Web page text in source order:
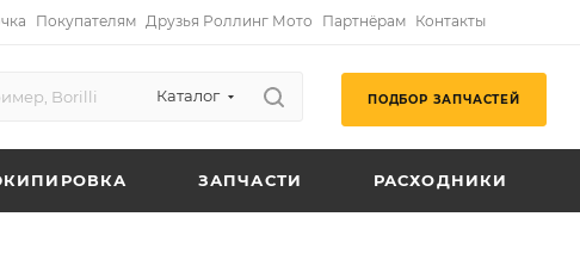
Покупателям Друзья Роллинг Мото Партнёрам Контакты
Каталог ПОДБОР ЗАПЧАСТЕЙ
ЗАПЧАСТИ РАСХОДНИКИ